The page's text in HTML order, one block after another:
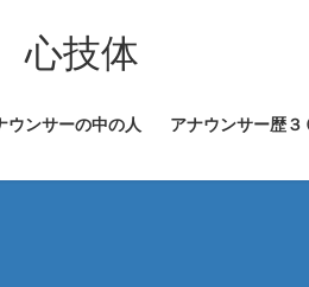
心技体
ウンサーの中の人 アナウンサー歴３